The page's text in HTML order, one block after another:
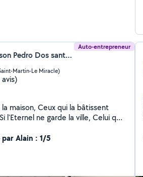
Auto-entrepreneur
Wanderson Pedro Dos santos (FLB CARRELAGE)
Martin-Le Miracle)
avis)
maison, Ceux qui la bâtissent
l'Eternel ne garde la ville, Celui qui
Alain : 1/5